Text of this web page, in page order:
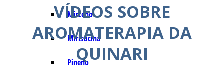
Mirceno
Miristicina
Pineno
VÍDEOS SOBRE
AROMATERAPIA DA
QUINARI